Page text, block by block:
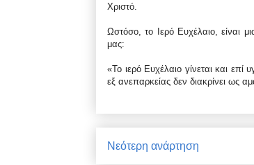
Χριστό.
Ωστόσο, το Ιερό Ευχέλαιο, είναι
μας:
«Το ιερό Ευχέλαιο γίνεται και
εξ ανεπαρκείας δεν διακρίνει ως
Νεότερη ανάρτηση